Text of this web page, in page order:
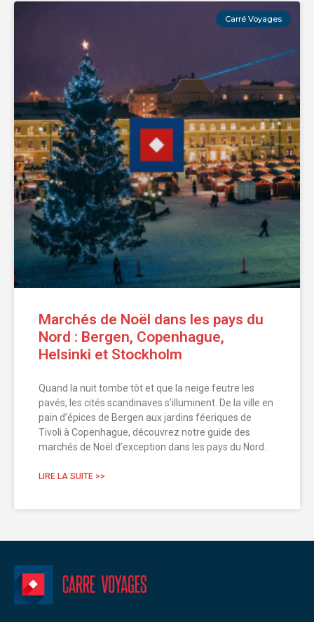
Carré Voyages
Marchés de Noël dans les pays du
Nord : Bergen, Copenhague,
Helsinki et Stockholm
Quand la nuit tombe tôt et que la neige feutre les
pavés, les cités scandinaves s’illuminent. De la ville en
pain d’épices de Bergen aux jardins féeriques de
Tivoli à Copenhague, découvrez notre guide des
marchés de Noël d’exception dans les pays du Nord.
LIRE LA SUITE >>